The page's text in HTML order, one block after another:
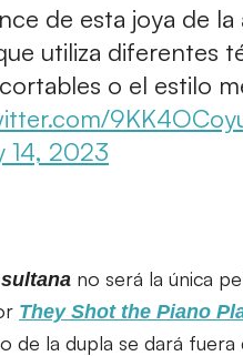
de esta joya de
utiliza diferentes
o el estilo
14, 2023
no será la única
They Shot the Piano
de la dupla se dará fuera